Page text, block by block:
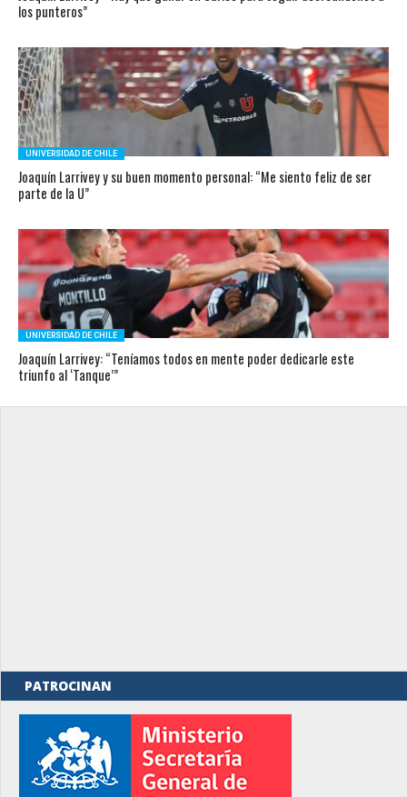
los punteros”
UNIVERSIDAD DE CHILE
Joaquín Larrivey y su buen momento personal: “Me siento feliz de ser
parte de la U”
UNIVERSIDAD DE CHILE
Joaquín Larrivey: “Teníamos todos en mente poder dedicarle este
triunfo al ‘Tanque’”
PATROCINAN